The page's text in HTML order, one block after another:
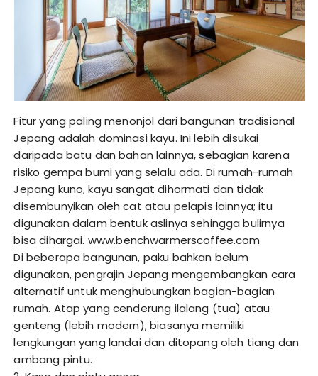
Fitur yang paling menonjol dari bangunan tradisional
Jepang adalah dominasi kayu. Ini lebih disukai
daripada batu dan bahan lainnya, sebagian karena
risiko gempa bumi yang selalu ada. Di rumah-rumah
Jepang kuno, kayu sangat dihormati dan tidak
disembunyikan oleh cat atau pelapis lainnya; itu
digunakan dalam bentuk aslinya sehingga bulirnya
bisa dihargai. www.benchwarmerscoffee.com
Di beberapa bangunan, paku bahkan belum
digunakan, pengrajin Jepang mengembangkan cara
alternatif untuk menghubungkan bagian-bagian
rumah. Atap yang cenderung ilalang (tua) atau
genteng (lebih modern), biasanya memiliki
lengkungan yang landai dan ditopang oleh tiang dan
ambang pintu.